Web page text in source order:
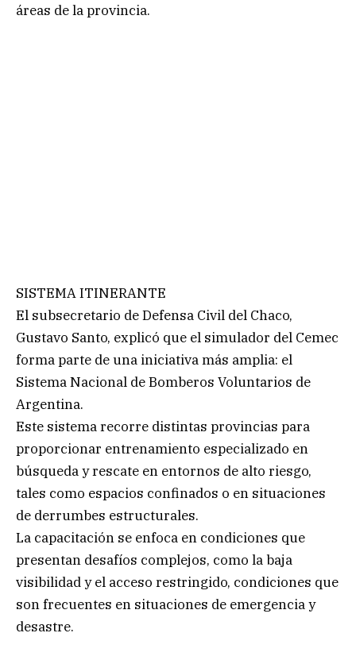
áreas de la provincia.
SISTEMA ITINERANTE
El subsecretario de Defensa Civil del Chaco,
Gustavo Santo, explicó que el simulador del Cemec
forma parte de una iniciativa más amplia: el
Sistema Nacional de Bomberos Voluntarios de
Argentina.
Este sistema recorre distintas provincias para
proporcionar entrenamiento especializado en
búsqueda y rescate en entornos de alto riesgo,
tales como espacios confinados o en situaciones
de derrumbes estructurales.
La capacitación se enfoca en condiciones que
presentan desafíos complejos, como la baja
visibilidad y el acceso restringido, condiciones que
son frecuentes en situaciones de emergencia y
desastre.